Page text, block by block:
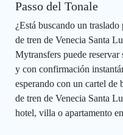
Passo del Tonale
¿Está buscando un
de tren de Venecia Santa
Mytransfers puede reservar
y con confirmación
esperando con un cartel de
de tren de Venecia Santa
hotel, villa o apartamento